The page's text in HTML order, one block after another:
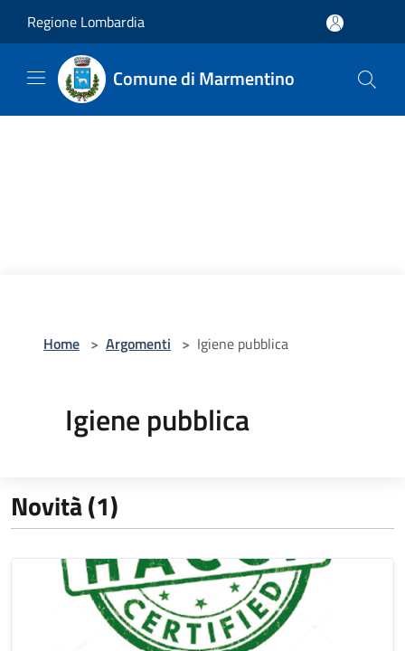
Regione Lombardia
Comune di Marmentino
Home > Argomenti > Igiene pubblica
Igiene pubblica
Novità (1)